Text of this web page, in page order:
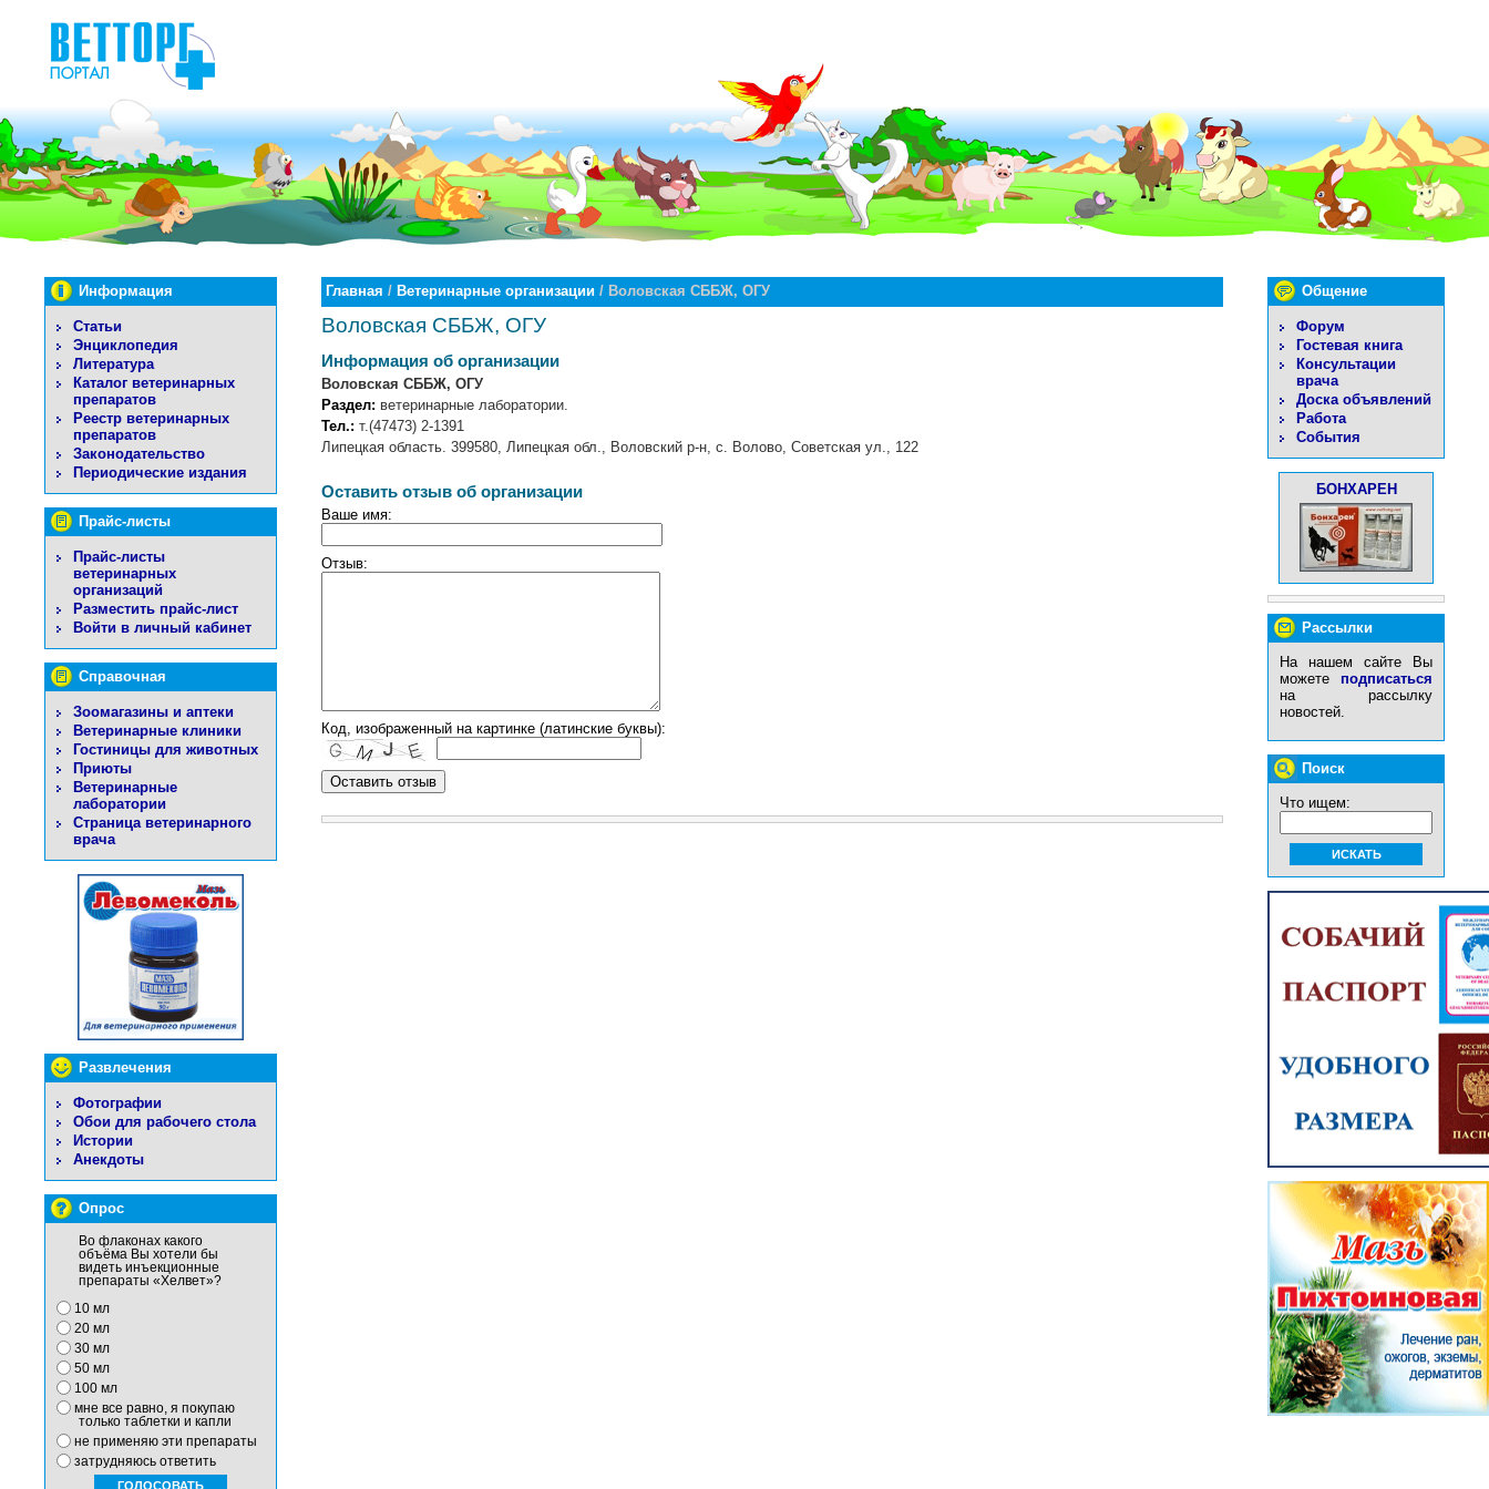
Информация
Статьи
Энциклопедия
Литература
Каталог ветеринарных
препаратов
Реестр ветеринарных
препаратов
Законодательство
Периодические издания
Прайс-листы
Прайс-листы
ветеринарных
организаций
Разместить прайс-лист
Войти в личный кабинет
Справочная
Зоомагазины и аптеки
Ветеринарные клиники
Гостиницы для животных
Приюты
Ветеринарные
лаборатории
Страница ветеринарного
врача
Развлечения
Фотографии
Обои для рабочего стола
Истории
Анекдоты
Опрос
Во флаконах какого
объёма Вы хотели бы
видеть инъекционные
препараты «Хелвет»?
10 мл
20 мл
30 мл
50 мл
100 мл
мне все равно, я покупаю
только таблетки и капли
не применяю эти препараты
затрудняюсь ответить
Общение
Форум
Гостевая книга
Консультации
врача
Доска объявлений
Работа
События
БОНХАРЕН
Рассылки
На нашем сайте Вы
можете подписаться
на рассылку
новостей.
Поиск
Что ищем:
Главная / Ветеринарные организации / Воловская СББЖ, ОГУ
Воловская СББЖ, ОГУ
Информация об организации
Воловская СББЖ, ОГУ
Раздел: ветеринарные лаборатории.
Тел.: т.(47473) 2-1391
Липецкая область. 399580, Липецкая обл., Воловский р-н, с. Волово, Советская ул., 122
Оставить отзыв об организации
Ваше имя:
Отзыв:
Код, изображенный на картинке (латинские буквы):